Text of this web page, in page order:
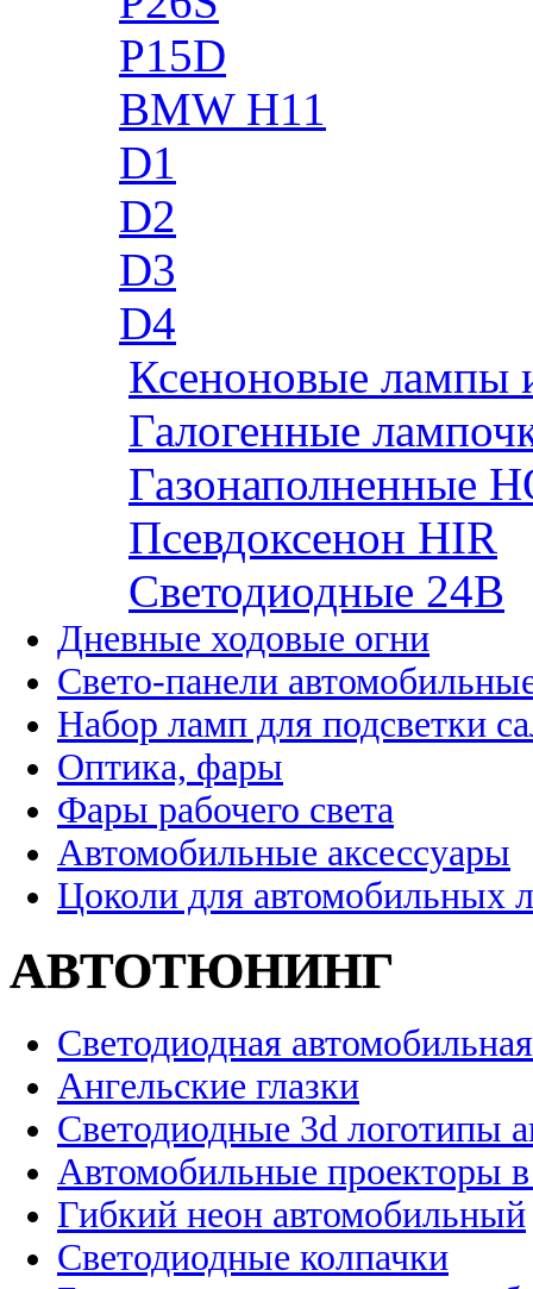
P15D
BMW H11
D1
D2
D3
D4
Ксеноновые лампы
Галогенные
Газонаполненные
Псевдоксенон HIR
Cветодиодные 24B
Дневные ходовые огни
Свето-панели
Набор ламп для подсветки
Оптика, фары
Фары рабочего света
Автомобильные аксессуары
Цоколи для автомобильных
АВТОТЮНИНГ
Светодиодная
Ангельские глазки
Светодиодные 3d логотипы
Автомобильные проекторы
Гибкий неон автомобильный
Светодиодные колпачки